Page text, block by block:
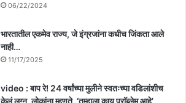
06/22/2024
भारतातील एकमेव राज्य, जे इंग्रजांना कधीच जिंकता आले
नाही…
11/17/2025
video : बाप रे! 24 वर्षांच्या मुलीने स्वतःच्या वडिलांशीच